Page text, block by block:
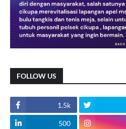
FOLLOW US
1.5k
500